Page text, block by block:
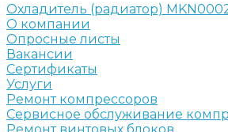
Охладитель (радиатор)
О компании
Опросные листы
Вакансии
Сертификаты
Услуги
Ремонт компрессоров
Сервисное обслуживание